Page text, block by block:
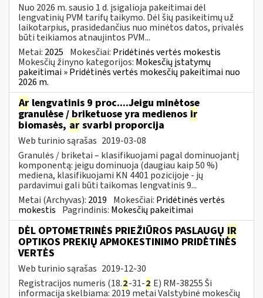
Nuo 2026 m. sausio 1 d. įsigalioja pakeitimai dėl
lengvatinių PVM tarifų taikymo. Dėl šių pasikeitimų už
laikotarpius, prasidedančius nuo minėtos datos, privalės
būti teikiamos atnaujintos PVM...
Metai: 2025 Mokesčiai: Pridėtinės vertės mokestis
Mokesčių žinyno kategorijos: Mokesčių įstatymų
pakeitimai » Pridėtinės vertės mokesčių pakeitimai nuo
2026 m.
Ar lengvatinis 9 proc....Jeigu minėtose
granulėse / briketuose yra medienos ir
biomasės, ar svarbi proporcija
Web turinio sąrašas 2019-03-08
Granulės / briketai – klasifikuojami pagal dominuojantį
komponentą: jeigu dominuoja (daugiau kaip 50 %)
mediena, klasifikuojami KN 4401 pozicijoje - jų
pardavimui gali būti taikomas lengvatinis 9...
Metai (Archyvas): 2019 Mokesčiai: Pridėtinės vertės
mokestis Pagrindinis: Mokesčių pakeitimai
DĖL OPTOMETRINĖS PRIEŽIŪROS PASLAUGŲ IR
OPTIKOS PREKIŲ APMOKESTINIMO PRIDĖTINĖS
VERTĖS
Web turinio sąrašas 2019-12-30
Registracijos numeris (18.2-31-2 E) RM-38255 Ši
informacija skelbiama: 2019 metai Valstybinė mokesčių